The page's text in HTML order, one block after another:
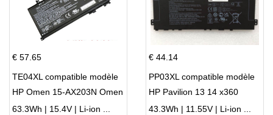
€ 57.65
TE04XL compatible modèle
HP Omen 15-AX203N Omen
15 Series Pavilion 15 Series
63.3Wh | 15.4V | Li-ion ...
€ 44.14
PP03XL compatible modèle
HP Pavilion 13 14 x360
L83388-AC1 L83388-421
43.3Wh | 11.55V | Li-ion ...